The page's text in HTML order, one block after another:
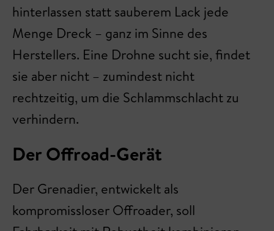
hinterlassen statt sauberem Lack jede
Menge Dreck – ganz im Sinne des
Herstellers. Eine Drohne sucht sie, findet
sie aber nicht – zumindest nicht
rechtzeitig, um die Schlammschlacht zu
verhindern.
Der Offroad-Gerät
Der Grenadier, entwickelt als
kompromissloser Offroader, soll